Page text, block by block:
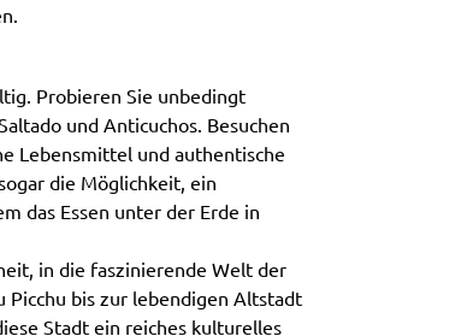
Probieren Sie unbedingt
und Anticuchos. Besuchen
Lebensmittel und authentische
die Möglichkeit, ein
das Essen unter der Erde in
in die faszinierende Welt der
Picchu bis zur lebendigen Altstadt
Stadt ein reiches kulturelles